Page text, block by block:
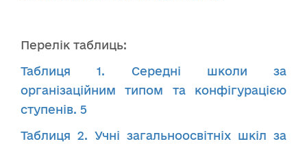
Перелік таблиць:
Таблиця 1. Середні школи за
організаційним типом та конфігурацією
ступенів. 5
Таблиця 2. Учні загальноосвітніх шкіл за